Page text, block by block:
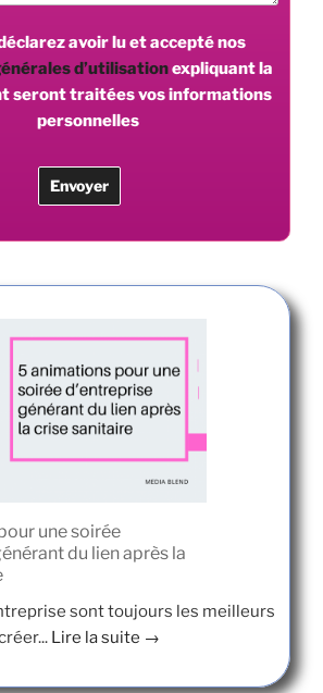
avoir lu et accepté nos
d’utilisationexpliquant la
seront traitées vos informations
personnelles
une soirée
du lien après la
sont toujours les meilleurs
Lire la suite →